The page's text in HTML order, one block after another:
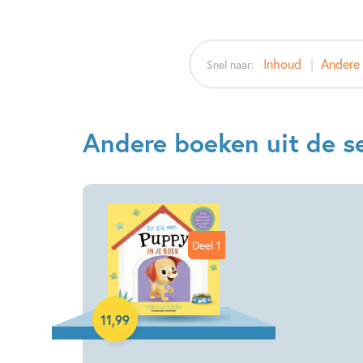
Snel naar: Inhoud
Andere boeken uit de
Deel 1
11,99
Hardcover